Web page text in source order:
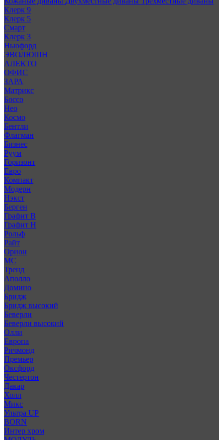
Клерк 9
Клерк 5
Смарт
Клерк 3
Ньюфорд
ЭВОЛЮШН
АЛЕКТО
ОФИС
ЗАРА
Матрикс
Боссо
Нео
Космо
Бентли
Флагман
Бизнес
Руум
Горизонт
Евро
Компакт
Модерн
Нэкст
Берген
Графит В
Графит Н
Рольф
Райт
Орион
МС
Тренд
Аполло
Домино
Бридж
Бридж высокий
Беверли
Беверли высокий
Олли
Европа
Ричмонд
Премьер
Оксфорд
Честертон
Дакар
Холл
Микс
Ультра UP
BORN
Интер хром